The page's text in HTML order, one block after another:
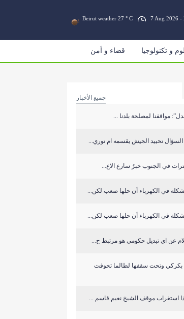
Beirut weather 27 ° C 7 Aug 2026 -
و تكنولوجيا قضاء و أمن
جميع الأخبار
مواقفنا لمصلحة بلدنا ...
تحييد الجيش يقسمه ام توري...
في الجنوب خبرٌ سارع الاع...
في الكهرباء أن حلها صعب لكن...
في الكهرباء أن حلها صعب لكن...
عن اي تبديل حكومي هو مرتبط ح...
بكركي وتحت سقفها لطالما تخوفت
استغراب موقف الشيخ نعيم قاسم ...